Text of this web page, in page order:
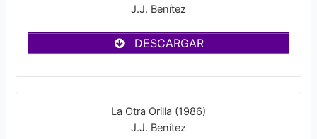
J.J. Benítez
DESCARGAR
La Otra Orilla (1986)
J.J. Benítez